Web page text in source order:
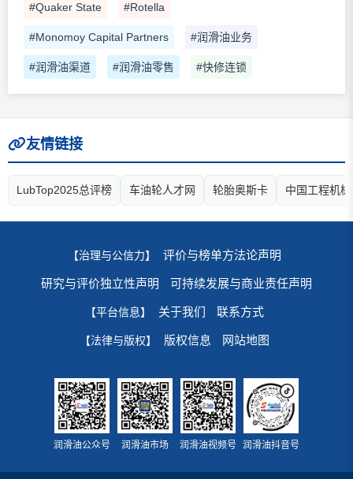
#Quaker State #Rotella
#Monomoy Capital Partners #润滑油业务
#润滑油渠道 #润滑油零售 #快修连锁
友情链接
LubTop2025总评榜 车油轮人才网 轮胎奥斯卡 中国工程机
【治理与公信力】 评价与榜单方法论声明
研究与评价独立性声明 可持续发展与商业责任声明
【平台信息】 关于我们 联系方式
【法律与版权】 版权信息 网站地图
润滑油公众号 润滑油市场 润滑油视频号 润滑油抖音号